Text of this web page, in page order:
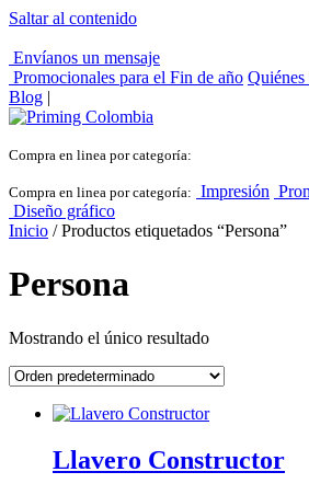
Saltar al contenido
Envíanos un mensaje
Promocionales para el Fin de año Quiénes
Blog |
Compra en linea por categoría:
Compra en linea por categoría: Impresión
Diseño gráfico
Inicio / Productos etiquetados “Persona”
Persona
Mostrando el único resultado
Llavero Constructor